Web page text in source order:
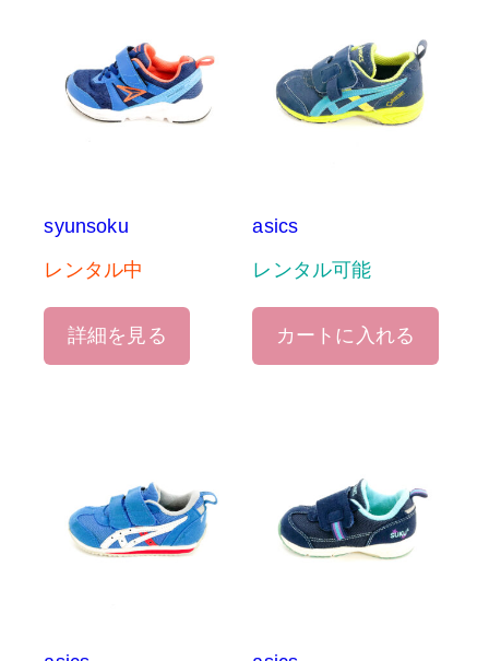
syunsoku
レンタル中
詳細を見る
asics
レンタル可能
カートに入れる